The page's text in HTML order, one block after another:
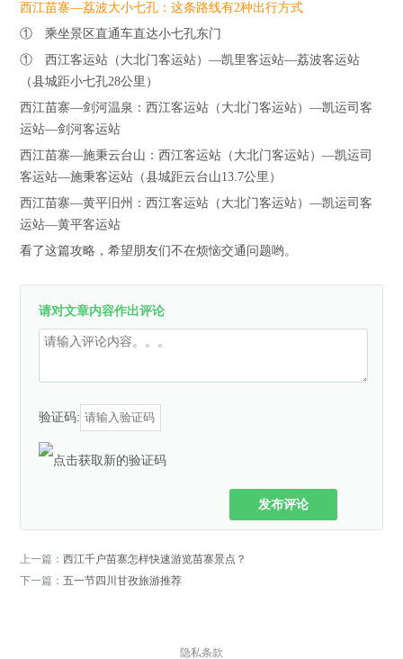
西江苗寨—荔波大小七孔：这条路线有2种出行方式
① 乘坐景区直通车直达小七孔东门
① 西江客运站（大北门客运站）—凯里客运站—荔波客运站
（县城距小七孔28公里）
西江苗寨—剑河温泉：西江客运站（大北门客运站）—凯运司客
运站—剑河客运站
西江苗寨—施秉云台山：西江客运站（大北门客运站）—凯运司
客运站—施秉客运站（县城距云台山13.7公里）
西江苗寨—黄平旧州：西江客运站（大北门客运站）—凯运司客
运站—黄平客运站
看了这篇攻略，希望朋友们不在烦恼交通问题哟。
请对文章内容作出评论
验证码:
发布评论
上一篇：西江千户苗寨怎样快速游览苗寨景点？
下一篇：五一节四川甘孜旅游推荐
隐私条款